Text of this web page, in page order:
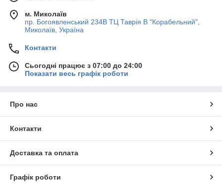
м. Миколаїв
пр. Богоявленський 234В ТЦ Таврія В "Корабельний",
Миколаїв, Україна
Контакти
Сьогодні працює з 07:00 до 24:00
Показати весь графік роботи
Про нас
Контакти
Доставка та оплата
Графік роботи